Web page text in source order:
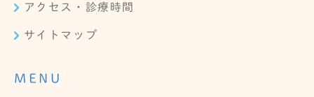
アクセス・診療時間
サイトマップ
MENU